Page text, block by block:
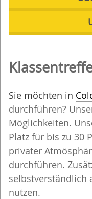
Sie möchten in
durchführen?
Möglichkeiten.
Platz für bis zu 30
privater
durchführen.
selbstverständlich
nutzen.